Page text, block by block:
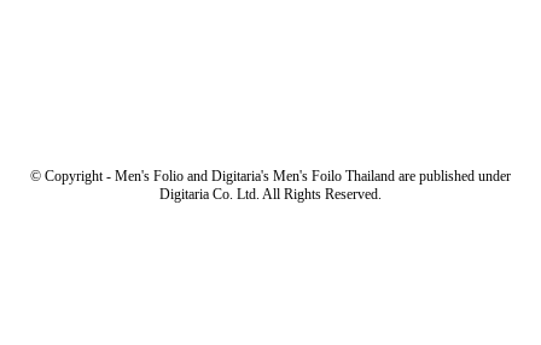
© Copyright - Men's Folio and Digitaria's Men's Foilo Thailand are published under
Digitaria Co. Ltd. All Rights Reserved.